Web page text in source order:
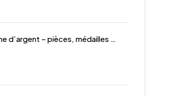
1 kilogramme d’argent – pièces, médailles et lingots sterling